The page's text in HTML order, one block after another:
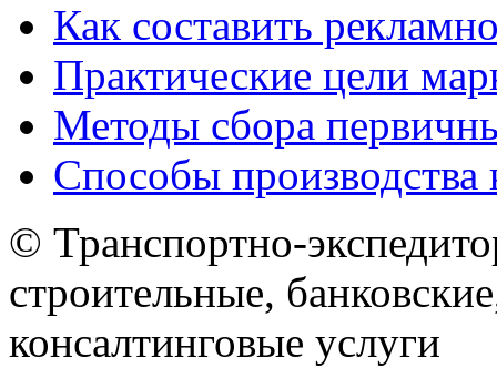
Как составить
Практические цели
Методы сбора
Способы производства
© Транспортно-
строительные,
консалтинговые услуги